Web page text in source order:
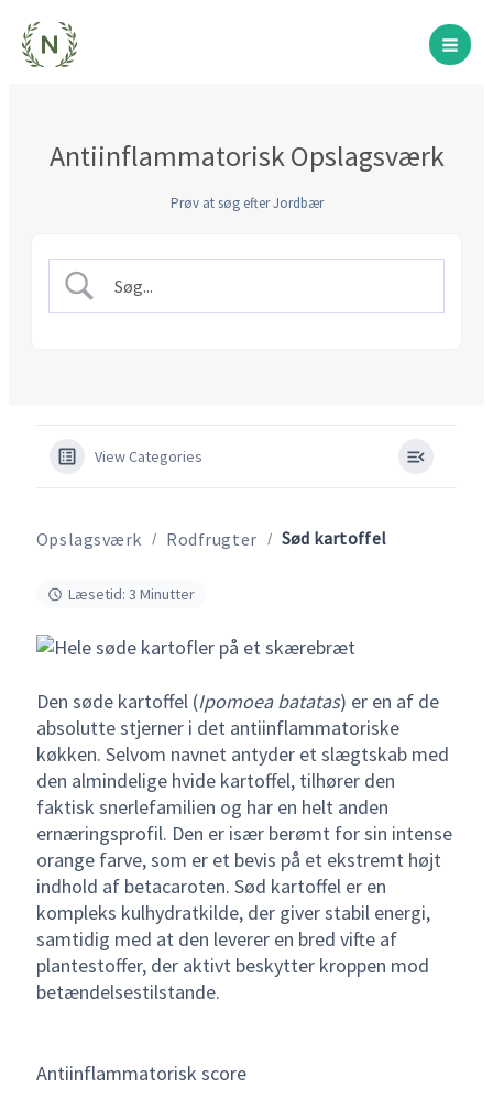
indholdet
Antiinflammatorisk Opslagsværk
Prøv at søg efter Jordbær
View Categories
Opslagsværk Rodfrugter Sød kartoffel
Læsetid: 3 Minutter
Den søde kartoffel (Ipomoea batatas) er en af de
absolutte stjerner i det antiinflammatoriske
køkken. Selvom navnet antyder et slægtskab med
den almindelige hvide kartoffel, tilhører den
faktisk snerlefamilien og har en helt anden
ernæringsprofil. Den er især berømt for sin intense
orange farve, som er et bevis på et ekstremt højt
indhold af betacaroten. Sød kartoffel er en
kompleks kulhydratkilde, der giver stabil energi,
samtidig med at den leverer en bred vifte af
plantestoffer, der aktivt beskytter kroppen mod
betændelsestilstande.
Antiinflammatorisk score